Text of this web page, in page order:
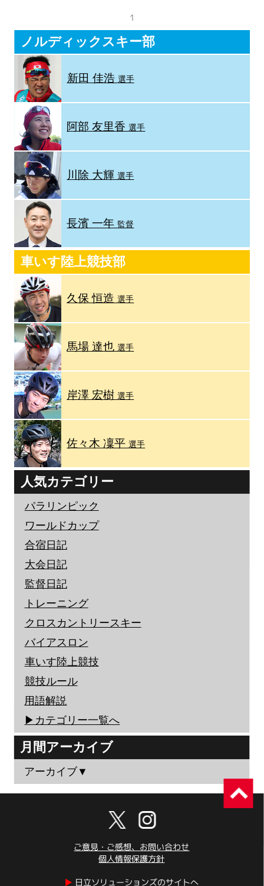
1
ノルディックスキー部
新田 佳浩 選手
阿部 友里香選手
川除 大輝選手
長濱 一年 監督
車いす陸上競技部
久保 恒造選手
馬場 達也選手
岸澤 宏樹選手
佐々木 凜平選手
人気カテゴリー
パラリンピック
ワールドカップ
合宿日記
大会日記
監督日記
トレーニング
クロスカントリースキー
バイアスロン
車いす陸上競技
競技ルール
用語解説
▶︎カテゴリー一覧へ
月間アーカイブ
アーカイブ▼
ご意見・ご感想、お問い合わせ
個人情報保護方針
▶︎ 日立ソリューションズのサイトへ